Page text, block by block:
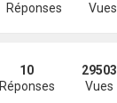
Réponses
Vues
10
Réponses
29503
Vues